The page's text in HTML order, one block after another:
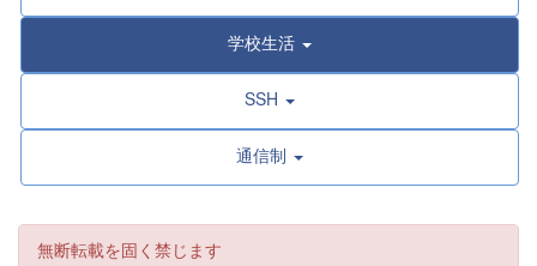
学校生活
SSH
通信制
無断転載を固く禁じます